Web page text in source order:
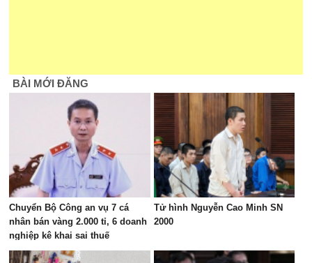
BÀI MỚI ĐĂNG
Chuyển Bộ Công an vụ 7 cá
nhân bán vàng 2.000 tỉ, 6 doanh
nghiệp kê khai sai thuế
Tử hình Nguyễn Cao Minh SN
2000